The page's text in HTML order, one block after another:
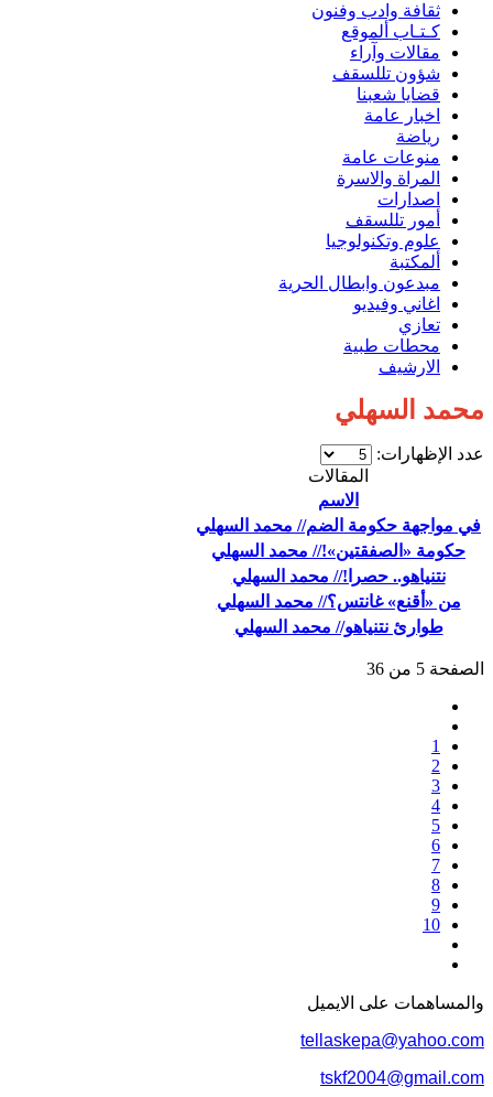
ثقافة وادب وفنون
كـتـاب ألموقع
مقالات وآراء
شؤون تللسقف
قضايا شعبنا
اخبار عامة
رياضة
منوعات عامة
المراة والاسرة
اصدارات
أمور تللسقف
علوم وتكنولوجيا
ألمكتبة
مبدعون وابطال الحرية
اغاني وفيديو
تعازي
محطات طبية
الارشيف
محمد السهلي
عدد الإظهارات:
المقالات
الاسم
في مواجهة حكومة الضم// محمد السهلي
حكومة «الصفقتين»!// محمد السهلي
نتنياهو.. حصرا!// محمد السهلي
من «أقنع» غانتس؟// محمد السهلي
طوارئ نتنياهو// محمد السهلي
الصفحة 5 من 36
1
2
3
4
5
6
7
8
9
10
والمساهمات علی الایمیل
tellaskepa@yahoo.com
tskf2004@gmail.com